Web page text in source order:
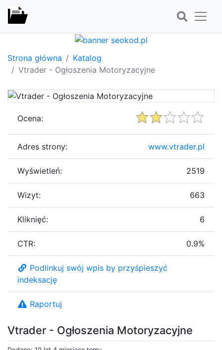
Strona główna
Katalog
Vtrader - Ogłoszenia Motoryzacyjne
Vtrader - Ogłoszenia Motoryzacyjne
Ocena:
Adres strony: www.vtrader.pl
Wyświetleń: 2519
Wizyt: 663
Kliknięć: 6
CTR: 0.9%
Podlinkuj swój wpis by przyśpieszyć
indeksację
Raportuj